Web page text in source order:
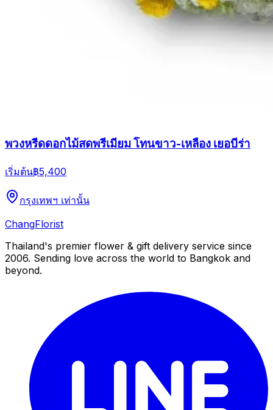
พวงหรีดดอกไม้สดพรีเมียม โทนขาว-เหลือง เยอบีร่า
เริ่มต้น฿5,400
กรุงเทพฯ เท่านั้น
ChangFlorist
Thailand's premier flower & gift delivery service since
2006. Sending love across the world to Bangkok and
beyond.